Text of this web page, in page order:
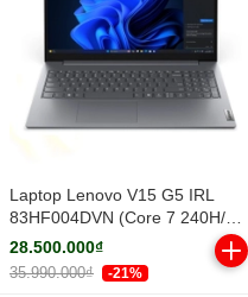
Laptop Lenovo V15 G5 IRL
83HF004DVN (Core 7 240H/
16GB/ 512GB SSD/ 15.6 inch
FHD/ Win11/ Grey/ 2Y)
28.500.000₫
35.990.000₫ -21%